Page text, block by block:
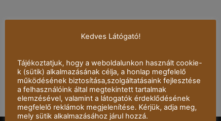
NEXT ARTICLE
Kedves Látógató!
Tájékoztatjuk, hogy a weboldalunkon használt cookie-
k (sütik) alkalmazásának célja, a honlap megfelelő
működésének biztosítása,szolgáltatásaink fejlesztése
a felhasználóink által megtekintett tartalmak
elemzésével, valamint a látogatók érdeklődésének
megfelelő reklámok megjelenítése. Kérjük, adja meg,
mely sütik alkalmazásához járul hozzá.